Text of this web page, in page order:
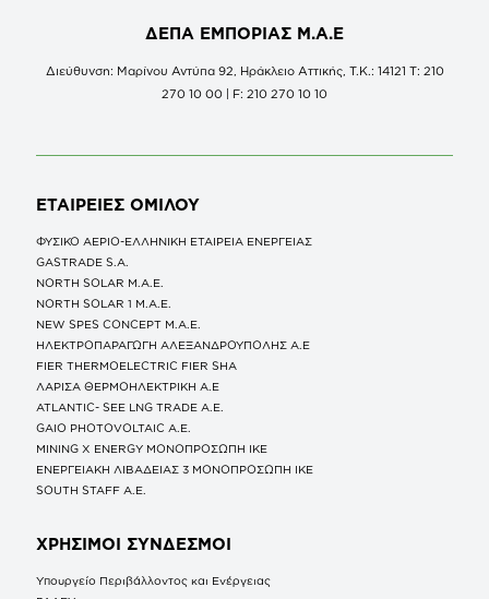
ΔΕΠΑ ΕΜΠΟΡΙΑΣ Μ.Α.Ε
Διεύθυνση: Μαρίνου Αντύπα 92, Ηράκλειο Αττικής, Τ.Κ.: 14121 Τ: 210
270 10 00 | F: 210 270 10 10
ΕΤΑΙΡΕΙΕΣ ΟΜΙΛΟΥ
ΦΥΣΙΚΟ ΑΕΡΙΟ-ΕΛΛΗΝΙΚΗ ΕΤΑΙΡΕΙΑ ΕΝΕΡΓΕΙΑΣ
GASTRADE S.A.
NORTH SOLAR M.Α.Ε.
NORTH SOLAR 1 M.Α.Ε.
NEW SPES CONCEPT Μ.Α.Ε.
ΗΛΕΚΤΡΟΠΑΡΑΓΩΓΗ ΑΛΕΞΑΝΔΡΟΥΠΟΛΗΣ A.E
FIER THERMOELECTRIC FIER SHA
ΛΑΡΙΣΑ ΘΕΡΜΟΗΛΕΚΤΡΙΚΗ A.E
ATLANTIC- SEE LNG TRADE A.E.
GAIO PHOTOVOLTAIC Α.Ε.
MINING X ENERGY ΜΟΝΟΠΡΟΣΩΠΗ ΙΚΕ
ΕΝΕΡΓΕΙΑΚΗ ΛΙΒΑΔΕΙΑΣ 3 ΜΟΝΟΠΡΟΣΩΠΗ ΙΚΕ
SOUTH STAFF Α.Ε.
ΧΡΗΣΙΜΟΙ ΣΥΝΔΕΣΜΟΙ
Υπουργείο Περιβάλλοντος και Ενέργειας